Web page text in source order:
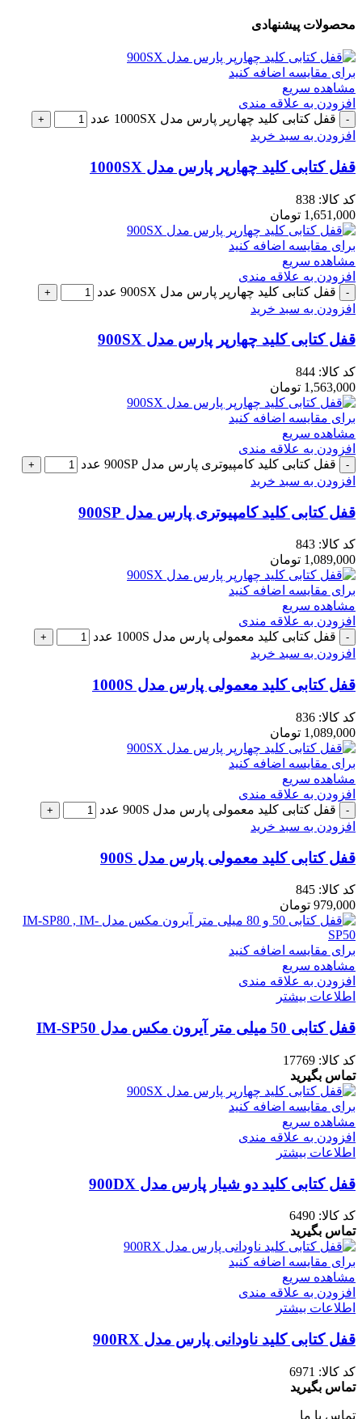
محصولات پیشنهادی
برای مقایسه اضافه کنید
مشاهده سریع
افزودن به علاقه مندی
قفل کتابی کلید چهارپر پارس مدل 1000SX عدد
افزودن به سبد خرید
قفل کتابی کلید چهارپر پارس مدل 1000SX
کد کالا: 838
1,651,000 تومان
برای مقایسه اضافه کنید
مشاهده سریع
افزودن به علاقه مندی
قفل کتابی کلید چهارپر پارس مدل 900SX عدد
افزودن به سبد خرید
قفل کتابی کلید چهارپر پارس مدل 900SX
کد کالا: 844
1,563,000 تومان
برای مقایسه اضافه کنید
مشاهده سریع
افزودن به علاقه مندی
قفل کتابی کلید کامپیوتری پارس مدل 900SP عدد
افزودن به سبد خرید
قفل کتابی کلید کامپیوتری پارس مدل 900SP
کد کالا: 843
1,089,000 تومان
برای مقایسه اضافه کنید
مشاهده سریع
افزودن به علاقه مندی
قفل کتابی کلید معمولی پارس مدل 1000S عدد
افزودن به سبد خرید
قفل کتابی کلید معمولی پارس مدل 1000S
کد کالا: 836
1,089,000 تومان
برای مقایسه اضافه کنید
مشاهده سریع
افزودن به علاقه مندی
قفل کتابی کلید معمولی پارس مدل 900S عدد
افزودن به سبد خرید
قفل کتابی کلید معمولی پارس مدل 900S
کد کالا: 845
979,000 تومان
برای مقایسه اضافه کنید
مشاهده سریع
افزودن به علاقه مندی
اطلاعات بیشتر
قفل کتابی 50 میلی متر آیرون مکس مدل IM-SP50
کد کالا: 17769
تماس بگیرید
برای مقایسه اضافه کنید
مشاهده سریع
افزودن به علاقه مندی
اطلاعات بیشتر
قفل کتابی کلید دو شیار پارس مدل 900DX
کد کالا: 6490
تماس بگیرید
برای مقایسه اضافه کنید
مشاهده سریع
افزودن به علاقه مندی
اطلاعات بیشتر
قفل کتابی کلید ناودانی پارس مدل 900RX
کد کالا: 6971
تماس بگیرید
تماس با ما